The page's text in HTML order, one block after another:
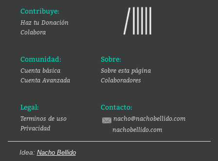
Contribuye:
Haz tu Donación
Colabora
Comunidad:
Cuenta básica
Cuenta Avanzada
Sobre:
Sobre esta página
Colaboradores
Legal:
Terminos de uso
Privacidad
Contacto:
nacho@nachobellido.com
nachobellido.com
Idea: Nacho Bellido